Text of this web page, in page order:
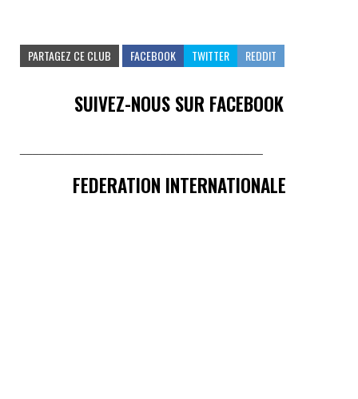
PARTAGEZ CE CLUB FACEBOOK TWITTER REDDIT
SUIVEZ-NOUS SUR FACEBOOK
FEDERATION INTERNATIONALE